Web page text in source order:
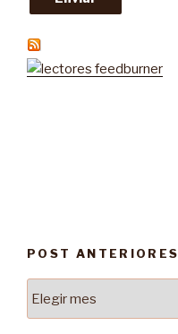
POST ANTERIORES
Anteriores